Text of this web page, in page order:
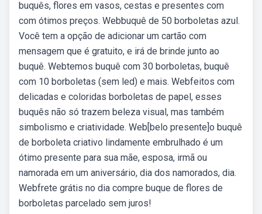
buquês, flores em vasos, cestas e presentes com
com ótimos preços. Webbuquê de 50 borboletas azul.
Você tem a opção de adicionar um cartão com
mensagem que é gratuito, e irá de brinde junto ao
buquê. Webtemos buquê com 30 borboletas, buquê
com 10 borboletas (sem led) e mais. Webfeitos com
delicadas e coloridas borboletas de papel, esses
buquês não só trazem beleza visual, mas também
simbolismo e criatividade. Web[belo presente]o buquê
de borboleta criativo lindamente embrulhado é um
ótimo presente para sua mãe, esposa, irmã ou
namorada em um aniversário, dia dos namorados, dia.
Webfrete grátis no dia compre buque de flores de
borboletas parcelado sem juros!